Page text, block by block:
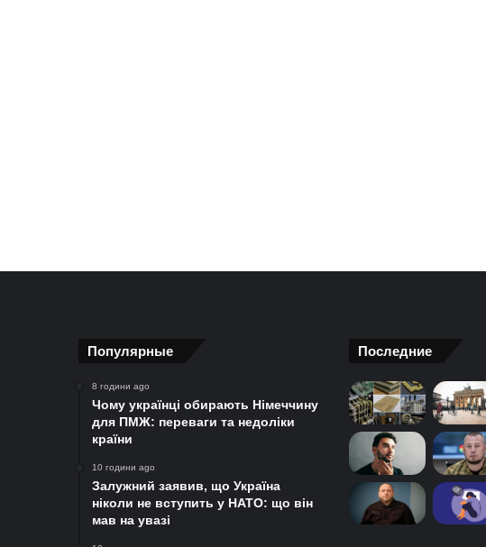
Популярные
8 години ago
Чому українці обирають Німеччину
для ПМЖ: переваги та недоліки
країни
10 години ago
Залужний заявив, що Україна
ніколи не вступить у НАТО: що він
мав на увазі
Последние